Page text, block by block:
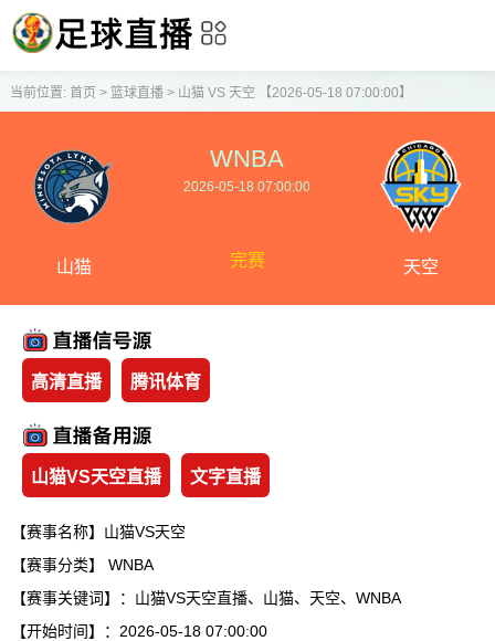
当前位置: 首页 > 篮球直播> 山猫 VS 天空 【2026-05-18 07:00:00】
山猫
WNBA
2026-05-18 07:00:00
完赛 天空
高清直播 腾讯体育
山猫VS天空直播 文字直播
【赛事名称】山猫VS天空
【赛事分类】 WNBA
【赛事关键词】：山猫VS天空直播、山猫、天空、WNBA
【开始时间】：2026-05-18 07:00:00